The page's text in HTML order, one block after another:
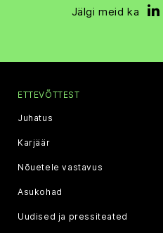
Jälgi meid ka
ETTEVÕTTEST
Juhatus
Karjäär
Nõuetele vastavus
Asukohad
Uudised ja pressiteated